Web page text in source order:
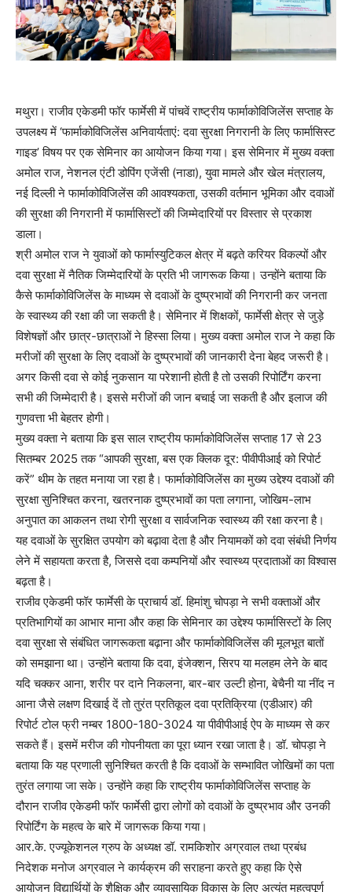
मथुरा। राजीव एकेडमी फॉर फार्मेसी में पांचवें राष्ट्रीय फार्माकोविजिलेंस सप्ताह के
उपलक्ष्य में ‘फार्माकोविजिलेंस अनिवार्यताएं: दवा सुरक्षा निगरानी के लिए फार्मासिस्ट
गाइड’ विषय पर एक सेमिनार का आयोजन किया गया। इस सेमिनार में मुख्य वक्ता
अमोल राज, नेशनल एंटी डोपिंग एजेंसी (नाडा), युवा मामले और खेल मंत्रालय,
नई दिल्ली ने फार्माकोविजिलेंस की आवश्यकता, उसकी वर्तमान भूमिका और दवाओं
की सुरक्षा की निगरानी में फार्मासिस्टों की जिम्मेदारियों पर विस्तार से प्रकाश
डाला।
श्री अमोल राज ने युवाओं को फार्मास्युटिकल क्षेत्र में बढ़ते करियर विकल्पों और
दवा सुरक्षा में नैतिक जिम्मेदारियों के प्रति भी जागरूक किया। उन्होंने बताया कि
कैसे फार्माकोविजिलेंस के माध्यम से दवाओं के दुष्प्रभावों की निगरानी कर जनता
के स्वास्थ्य की रक्षा की जा सकती है। सेमिनार में शिक्षकों, फार्मेसी क्षेत्र से जुड़े
विशेषज्ञों और छात्र-छात्राओं ने हिस्सा लिया। मुख्य वक्ता अमोल राज ने कहा कि
मरीजों की सुरक्षा के लिए दवाओं के दुष्प्रभावों की जानकारी देना बेहद जरूरी है।
अगर किसी दवा से कोई नुकसान या परेशानी होती है तो उसकी रिपोर्टिंग करना
सभी की जिम्मेदारी है। इससे मरीजों की जान बचाई जा सकती है और इलाज की
गुणवत्ता भी बेहतर होगी।
मुख्य वक्ता ने बताया कि इस साल राष्ट्रीय फार्माकोविजिलेंस सप्ताह 17 से 23
सितम्बर 2025 तक “आपकी सुरक्षा, बस एक क्लिक दूर: पीवीपीआई को रिपोर्ट
करें” थीम के तहत मनाया जा रहा है। फार्माकोविजिलेंस का मुख्य उद्देश्य दवाओं की
सुरक्षा सुनिश्चित करना, खतरनाक दुष्प्रभावों का पता लगाना, जोखिम-लाभ
अनुपात का आकलन तथा रोगी सुरक्षा व सार्वजनिक स्वास्थ्य की रक्षा करना है।
यह दवाओं के सुरक्षित उपयोग को बढ़ावा देता है और नियामकों को दवा संबंधी निर्णय
लेने में सहायता करता है, जिससे दवा कम्पनियों और स्वास्थ्य प्रदाताओं का विश्वास
बढ़ता है।
राजीव एकेडमी फॉर फार्मेसी के प्राचार्य डॉ. हिमांशु चोपड़ा ने सभी वक्ताओं और
प्रतिभागियों का आभार माना और कहा कि सेमिनार का उद्देश्य फार्मासिस्टों के लिए
दवा सुरक्षा से संबंधित जागरूकता बढ़ाना और फार्माकोविजिलेंस की मूलभूत बातों
को समझाना था। उन्होंने बताया कि दवा, इंजेक्शन, सिरप या मलहम लेने के बाद
यदि चक्कर आना, शरीर पर दाने निकलना, बार-बार उल्टी होना, बेचैनी या नींद न
आना जैसे लक्षण दिखाई दें तो तुरंत प्रतिकूल दवा प्रतिक्रिया (एडीआर) की
रिपोर्ट टोल फ्री नम्बर 1800-180-3024 या पीवीपीआई ऐप के माध्यम से कर
सकते हैं। इसमें मरीज की गोपनीयता का पूरा ध्यान रखा जाता है। डॉ. चोपड़ा ने
बताया कि यह प्रणाली सुनिश्चित करती है कि दवाओं के सम्भावित जोखिमों का पता
तुरंत लगाया जा सके। उन्होंने कहा कि राष्ट्रीय फार्माकोविजिलेंस सप्ताह के
दौरान राजीव एकेडमी फॉर फार्मेसी द्वारा लोगों को दवाओं के दुष्प्रभाव और उनकी
रिपोर्टिंग के महत्व के बारे में जागरूक किया गया।
आर.के. एज्यूकेशनल ग्रुप के अध्यक्ष डॉ. रामकिशोर अग्रवाल तथा प्रबंध
निदेशक मनोज अग्रवाल ने कार्यक्रम की सराहना करते हुए कहा कि ऐसे
आयोजन विद्यार्थियों के शैक्षिक और व्यावसायिक विकास के लिए अत्यंत महत्वपूर्ण